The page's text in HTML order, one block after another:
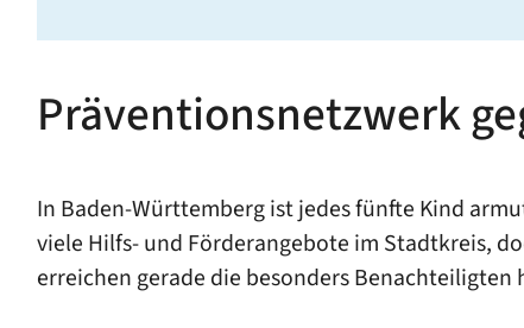
Präventionsnetzwerk
In Baden-Württemberg ist jedes fünfte Kind
viele Hilfs- und Förderangebote im Stadtkreis,
erreichen gerade die besonders Benachteiligten